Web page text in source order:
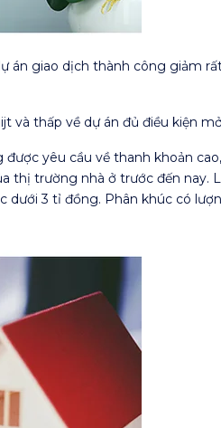
án giao dịch thành công giảm
và thấp về dự án đủ điều kiện
yêu cầu về thanh khoản
thị trường nhà ở trước đến nay.
3 tỉ đồng. Phân khúc có